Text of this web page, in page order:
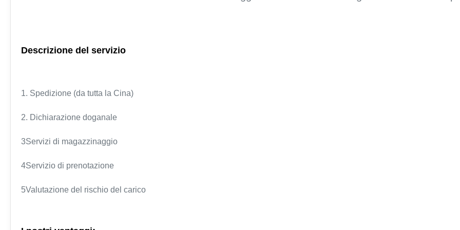
Descrizione del servizio
1. Spedizione (da tutta la Cina)
2. Dichiarazione doganale
3Servizi di magazzinaggio
4Servizio di prenotazione
5Valutazione del rischio del carico